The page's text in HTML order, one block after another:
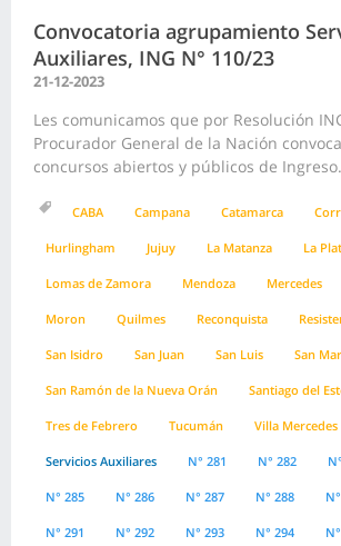
Convocatoria agrupamiento
Auxiliares, ING N° 110/23
21-12-2023
Les comunicamos que por Resolución
Procurador General de la Nación
concursos abiertos y públicos de
CABA Campana Catamarca
Hurlingham Jujuy La Matanza La
Lomas de Zamora Mendoza Mercedes
Moron Quilmes Reconquista
San Isidro San Juan San Luis San
San Ramón de la Nueva Orán Santiago del
Tres de Febrero Tucumán Villa Mercedes
Servicios Auxiliares N° 281 N° 282
N° 285 N° 286 N° 287 N° 288
N° 291 N° 292 N° 293 N° 294